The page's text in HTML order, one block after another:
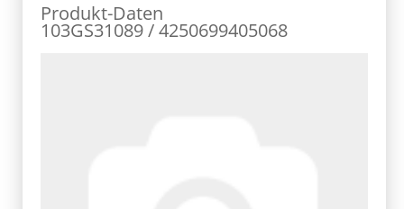
Produkt-Daten
103GS31089 / 4250699405068